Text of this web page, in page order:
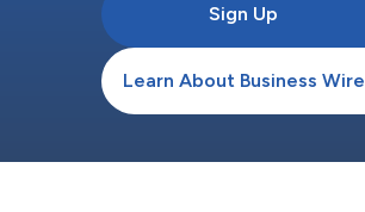
Sign Up
Learn About Business Wire